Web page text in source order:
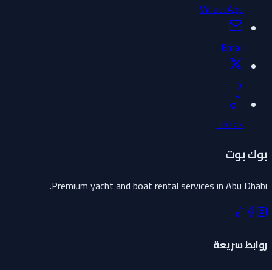
WhatsApp
Email
X
TikTok
بوك بوت
Premium yacht and boat rental services in Abu Dhabi.
روابط سريعة